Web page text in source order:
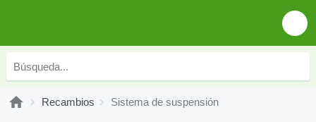
Recambios Sistema de suspensión